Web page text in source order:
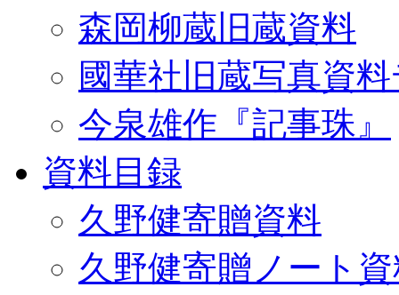
森岡柳蔵旧蔵資料
國華社旧蔵写真資
今泉雄作『記事珠』
資料目録
久野健寄贈資料
久野健寄贈ノート